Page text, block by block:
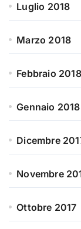
Luglio 2018
Marzo 2018
Febbraio 2018
Gennaio 2018
Dicembre
Novembre
Ottobre 2017